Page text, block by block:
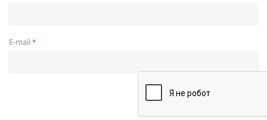
E-mail *